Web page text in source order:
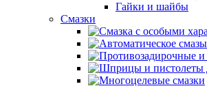
Гайки и шайбы
Смазки